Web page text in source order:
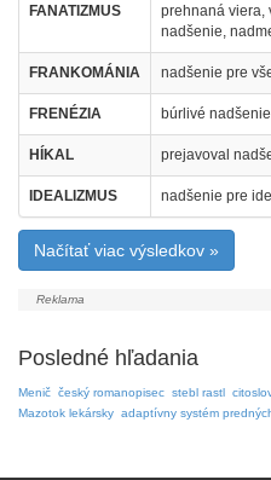
FANATIZMUS
prehnaná viera,
nadšenie,
FRANKOMÁNIA nadšenie pre
FRENÉZIA búrlivé nadšenie
HÍKAL prejavoval
IDEALIZMUS nadšenie pre
Načítať viac výsledkov »
Posledné hľadania
Menič český romanopisec stebl rastl
Mazotok lekársky adaptívny systém